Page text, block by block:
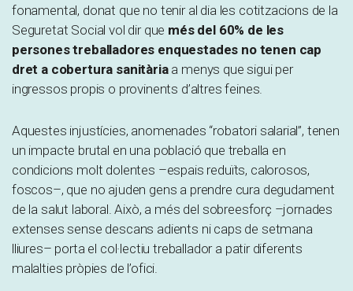
fonamental, donat que no tenir al dia les cotitzacions de la
Seguretat Social vol dir que més del 60% de les
persones treballadores enquestades no tenen cap
dret a cobertura sanitàriaa menys que sigui per
ingressos propis o provinents d’altres feines.
Aquestes injustícies, anomenades “robatori salarial”, tenen
un impacte brutal en una població que treballa en
condicions molt dolentes –espais reduïts, calorosos,
foscos–, que no ajuden gens a prendre cura degudament
de la salut laboral. Això, a més del sobreesforç –jornades
extenses sense descans adients ni caps de setmana
lliures– porta el col·lectiu treballador a patir diferents
malalties pròpies de l’ofici.